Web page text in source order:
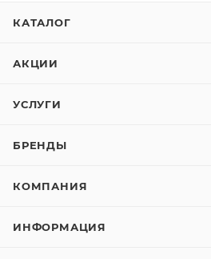
КАТАЛОГ
АКЦИИ
УСЛУГИ
БРЕНДЫ
КОМПАНИЯ
ИНФОРМАЦИЯ